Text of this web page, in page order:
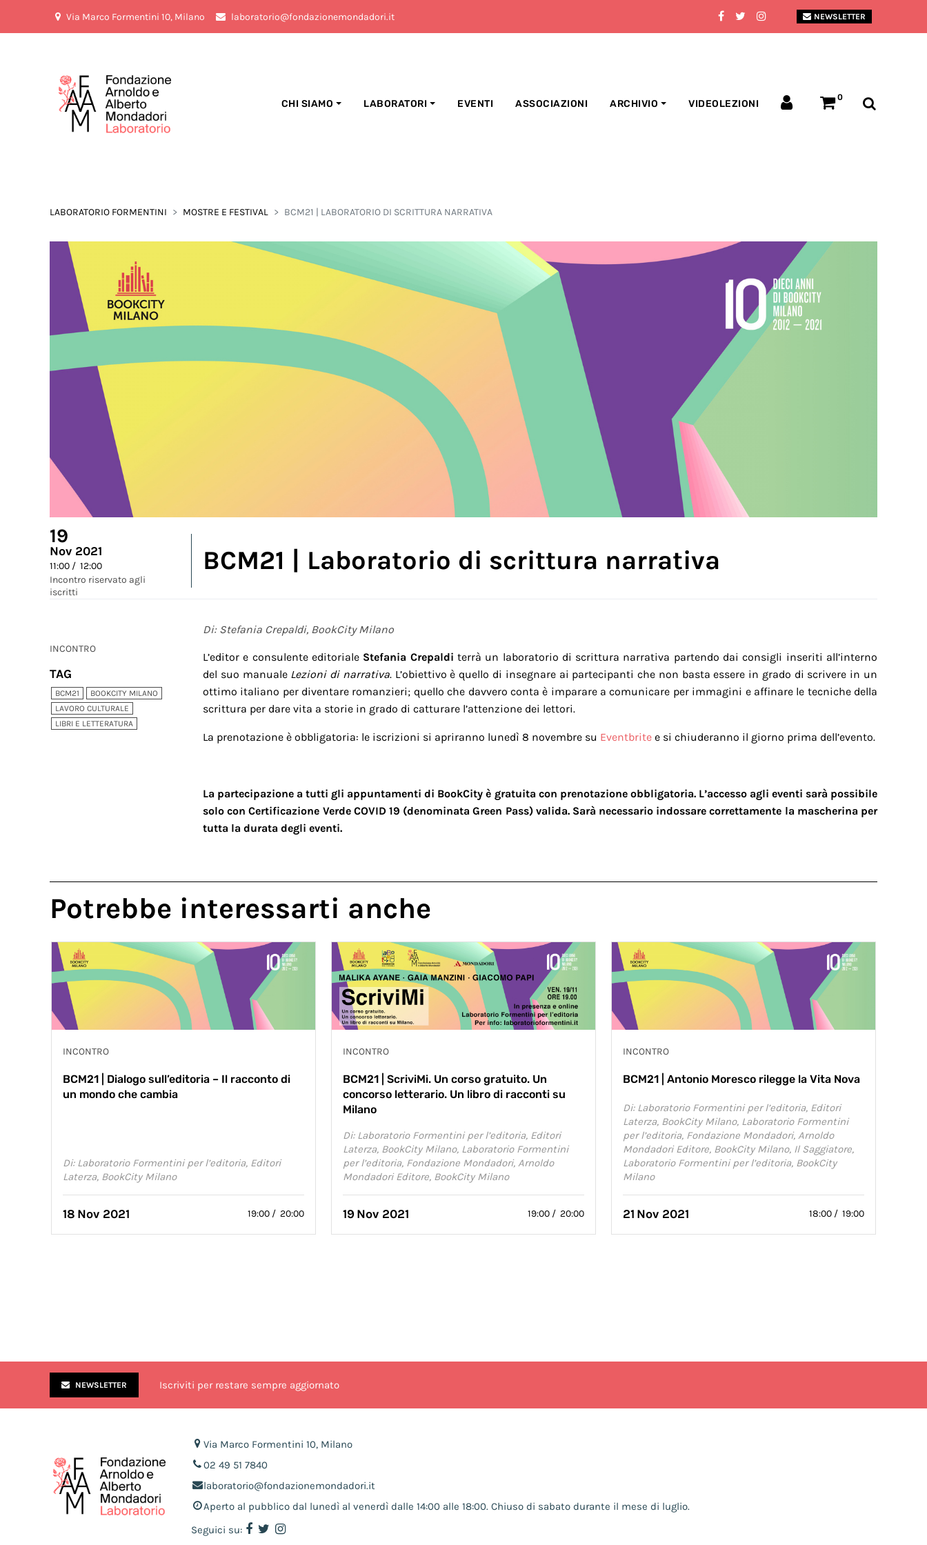
Via Marco Formentini 10, Milano laboratorio@fondazionemondadori.it NEWSLETTER
CHI SIAMO LABORATORI EVENTI ASSOCIAZIONI ARCHIVIO VIDEOLEZIONI
0
LABORATORIO FORMENTINI MOSTRE E FESTIVAL BCM21 | LABORATORIO DI SCRITTURA NARRATIVA
19
Nov 2021
11:00 / 12:00
Incontro riservato agli
iscritti
BCM21 | Laboratorio di scrittura narrativa
Di: Stefania Crepaldi, BookCity Milano
L’editor e consulente editoriale Stefania Crepaldi terrà un laboratorio di scrittura narrativa partendo dai consigli inseriti all’interno
del suo manuale Lezioni di narrativa. L’obiettivo è quello di insegnare ai partecipanti che non basta essere in grado di scrivere in un
ottimo italiano per diventare romanzieri; quello che davvero conta è imparare a comunicare per immagini e affinare le tecniche della
scrittura per dare vita a storie in grado di catturare l’attenzione dei lettori.
La prenotazione è obbligatoria: le iscrizioni si apriranno lunedì 8 novembre su Eventbrite e si chiuderanno il giorno prima dell’evento.
La partecipazione a tutti gli appuntamenti di BookCity è gratuita con prenotazione obbligatoria. L’accesso agli eventi sarà possibile
solo con Certificazione Verde COVID 19 (denominata Green Pass) valida. Sarà necessario indossare correttamente la mascherina per
tutta la durata degli eventi.
INCONTRO
TAG
BCM21
BOOKCITY MILANO
LAVORO CULTURALE
LIBRI E LETTERATURA
Potrebbe interessarti anche
INCONTRO
BCM21 | Dialogo sull’editoria – Il racconto di
un mondo che cambia
Di: Laboratorio Formentini per l’editoria, Editori
Laterza, BookCity Milano
18 Nov 2021 19:00 / 20:00
INCONTRO
BCM21 | ScriviMi. Un corso gratuito. Un
concorso letterario. Un libro di racconti su
Milano
Di: Laboratorio Formentini per l’editoria, Editori
Laterza, BookCity Milano, Laboratorio Formentini
per l’editoria, Fondazione Mondadori, Arnoldo
Mondadori Editore, BookCity Milano
19Nov 2021 19:00 / 20:00
INCONTRO
BCM21 | Antonio Moresco rilegge la Vita Nova
Di: Laboratorio Formentini per l’editoria, Editori
Laterza, BookCity Milano, Laboratorio Formentini
per l’editoria, Fondazione Mondadori, Arnoldo
Mondadori Editore, BookCity Milano, Il Saggiatore,
Laboratorio Formentini per l’editoria, BookCity
Milano
21 Nov 2021 18:00 / 19:00
NEWSLETTER Iscriviti per restare sempre aggiornato
Via Marco Formentini 10, Milano
02 49 51 7840
laboratorio@fondazionemondadori.it
Aperto al pubblico dal lunedì al venerdì dalle 14:00 alle 18:00. Chiuso di sabato durante il mese di luglio.
Seguici su: